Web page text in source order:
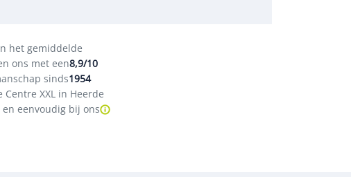
het gemiddelde
ons met een8,9/10
sinds1954
Centre XXL in Heerde
en eenvoudig bij ons